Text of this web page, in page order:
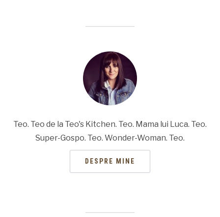
Teo. Teo de la Teo's Kitchen. Teo. Mama lui Luca. Teo.
Super-Gospo. Teo. Wonder-Woman. Teo.
DESPRE MINE